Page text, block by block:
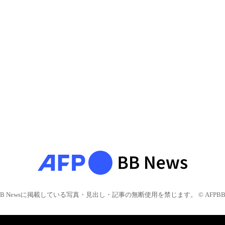
Newsに掲載している写真・見出し・記事の無断使用を禁じます。 © AFPBB